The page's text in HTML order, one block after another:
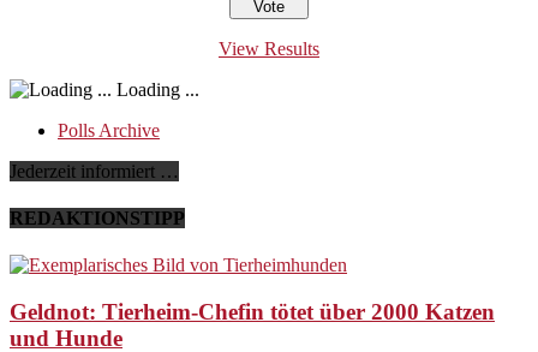
View Results
Loading ...
Polls Archive
Jederzeit informiert …
REDAKTIONSTIPP
Geldnot: Tierheim-Chefin tötet über 2000 Katzen
und Hunde